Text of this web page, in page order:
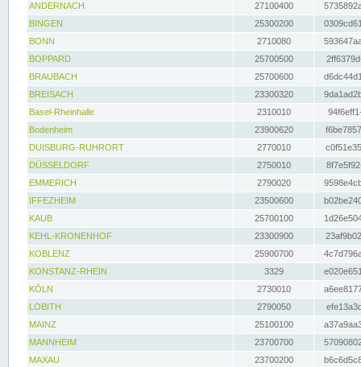
ANDERNACH
27100400
BINGEN
25300200
BONN
2710080
BOPPARD
25700500
BRAUBACH
25700600
BREISACH
23300320
Basel-Rheinhalle
2310010
Bodenheim
23900620
DUISBURG-RUHRORT
2770010
DÜSSELDORF
2750010
EMMERICH
2790020
IFFEZHEIM
23500600
KAUB
25700100
KEHL-KRONENHOF
23300900
KOBLENZ
25900700
KONSTANZ-RHEIN
3329
KÖLN
2730010
LOBITH
2790050
MAINZ
25100100
MANNHEIM
23700700
MAXAU
23700200